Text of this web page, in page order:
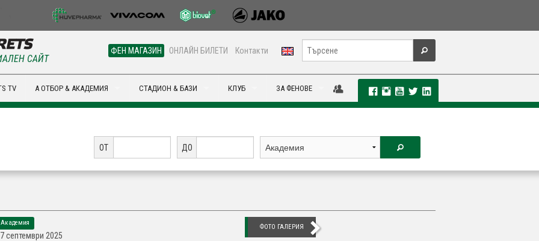
ФЕН МАГАЗИН ОНЛАЙН БИЛЕТИ Контакти
САЙТ
TV А ОТБОР & АКАДЕМИЯ СТАДИОН & БАЗИ КЛУБ ЗА ФЕНОВЕ
ОТ ДО
Академия
септември 2025
ФОТО ГАЛЕРИЯ